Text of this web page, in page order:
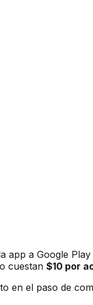
app a Google
cuestan $10 por
en el paso de